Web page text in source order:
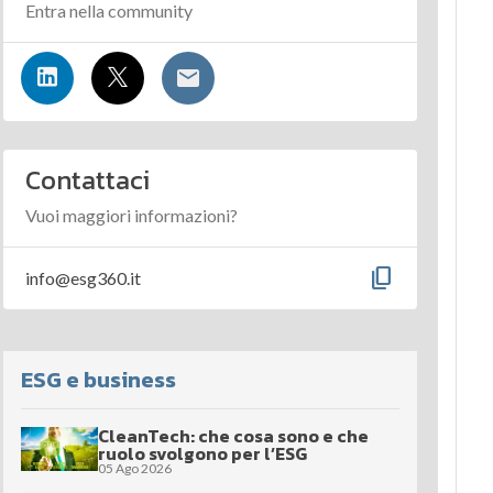
Entra nella community
Contattaci
Vuoi maggiori informazioni?
info@esg360.it content_copy
ESG e business
CleanTech: che cosa sono e che
ruolo svolgono per l’ESG
05 Ago 2026